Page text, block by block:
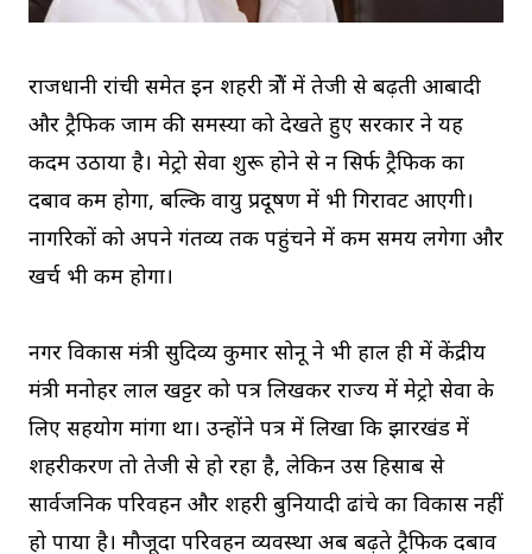
राजधानी रांची समेत इन शहरी क्षेत्रों में तेजी से बढ़ती आबादी
और ट्रैफिक जाम की समस्या को देखते हुए सरकार ने यह
कदम उठाया है। मेट्रो सेवा शुरू होने से न सिर्फ ट्रैफिक का
दबाव कम होगा, बल्कि वायु प्रदूषण में भी गिरावट आएगी।
नागरिकों को अपने गंतव्य तक पहुंचने में कम समय लगेगा और
खर्च भी कम होगा।
नगर विकास मंत्री सुदिव्य कुमार सोनू ने भी हाल ही में केंद्रीय
मंत्री मनोहर लाल खट्टर को पत्र लिखकर राज्य में मेट्रो सेवा के
लिए सहयोग मांगा था। उन्होंने पत्र में लिखा कि झारखंड में
शहरीकरण तो तेजी से हो रहा है, लेकिन उस हिसाब से
सार्वजनिक परिवहन और शहरी बुनियादी ढांचे का विकास नहीं
हो पाया है। मौजूदा परिवहन व्यवस्था अब बढ़ते ट्रैफिक दबाव